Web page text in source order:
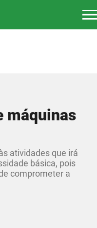
máquinas
atividades que irá
básica, pois
comprometer a